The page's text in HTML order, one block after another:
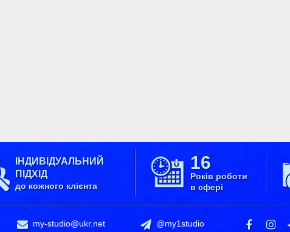
ІНДИВІДУАЛЬНИЙ
ПІДХІД
до кожного клієнта
16
Років роботи
в сфері
my-studio@ukr.net @my1studio